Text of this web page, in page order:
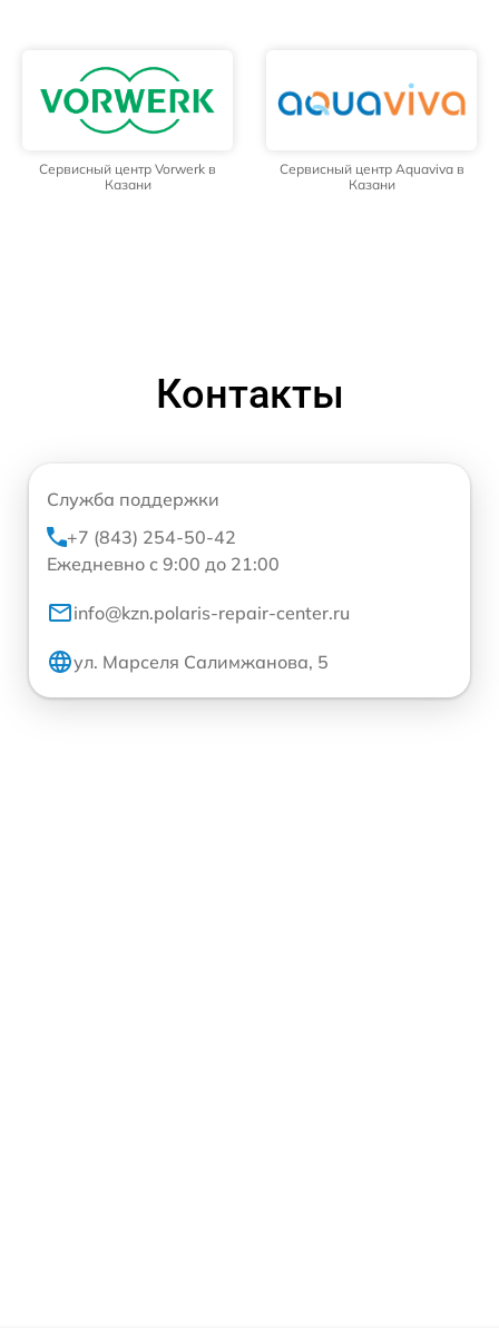
Сервисный центр Vorwerk в
Казани
Сервисный центр Aquaviva в
Казани
Контакты
Служба поддержки
+7 (843) 254-50-42
Ежедневно с 9:00 до 21:00
info@kzn.polaris-repair-center.ru
ул. Марселя Салимжанова, 5